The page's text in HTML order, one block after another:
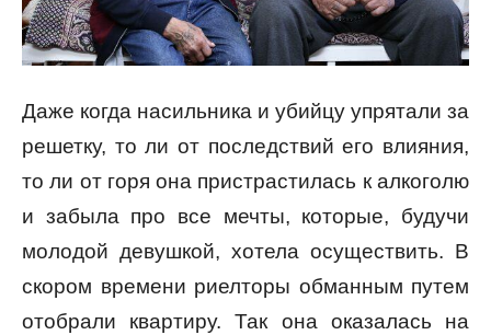
Даже когда насильника и убийцу упрятали за
решетку, то ли от последствий его влияния,
то ли от горя она пристрастилась к алкоголю
и забыла про все мечты, которые, будучи
молодой девушкой, хотела осуществить. В
скором времени риелторы обманным путем
отобрали квартиру. Так она оказалась на